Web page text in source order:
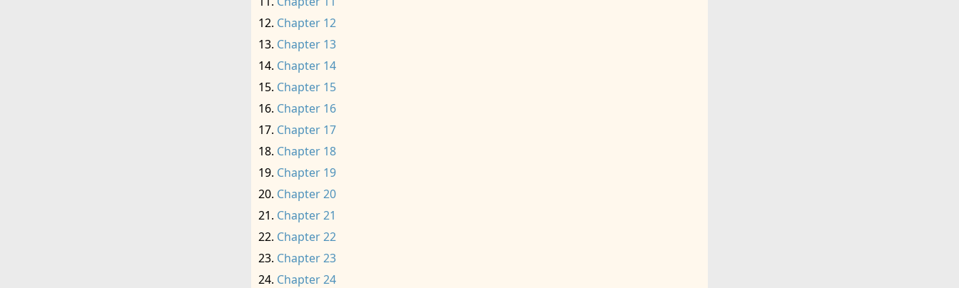
Chapter 12
Chapter 13
Chapter 14
Chapter 15
Chapter 16
Chapter 17
Chapter 18
Chapter 19
Chapter 20
Chapter 21
Chapter 22
Chapter 23
Chapter 24